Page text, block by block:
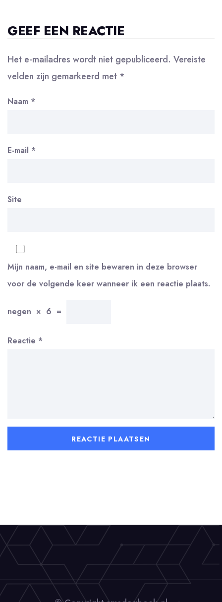
GEEF EEN REACTIE
Het e-mailadres wordt niet gepubliceerd. Vereiste
velden zijn gemarkeerd met *
Naam *
E-mail *
Site
Mijn naam, e-mail en site bewaren in deze browser
voor de volgende keer wanneer ik een reactie plaats.
negen × 6 =
Reactie *